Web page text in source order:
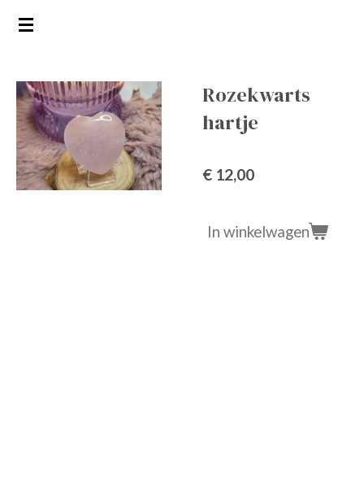
Ga
de
hoofdinhoud
Rozekwarts
hartje
€ 12,00
In winkelwagen